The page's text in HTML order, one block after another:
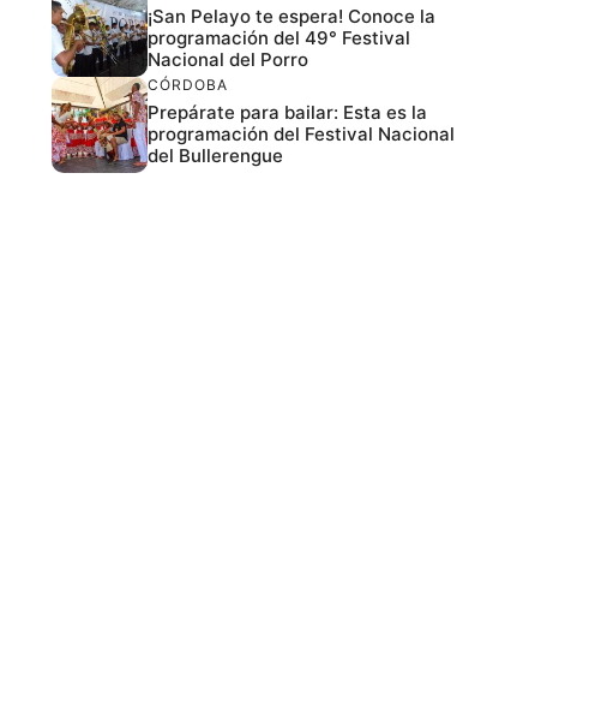
¡San Pelayo te espera! Conoce la
programación del 49° Festival
Nacional del Porro
CÓRDOBA
Prepárate para bailar: Esta es la
programación del Festival Nacional
del Bullerengue